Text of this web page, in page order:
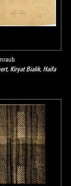
Kiryat Bialik, Haïfa